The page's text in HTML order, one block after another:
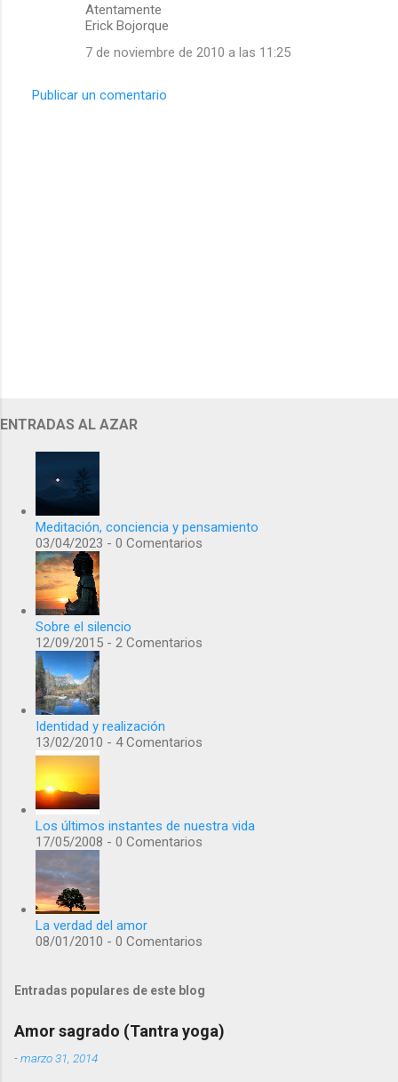
o
Atentamente
Erick Bojorque
7 de noviembre de 2010 a las 11:25
Publicar un comentario
ENTRADAS AL AZAR
Meditación, conciencia y pensamiento
03/04/2023 - 0 Comentarios
Sobre el silencio
12/09/2015 - 2 Comentarios
Identidad y realización
13/02/2010 - 4 Comentarios
Los últimos instantes de nuestra vida
17/05/2008 - 0 Comentarios
La verdad del amor
08/01/2010 - 0 Comentarios
Entradas populares de este blog
Amor sagrado (Tantra yoga)
-marzo 31, 2014